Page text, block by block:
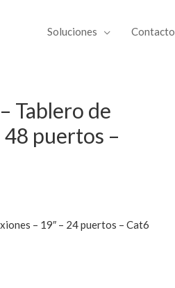
Soluciones Contacto
Tablero de
48 puertos –
– 19″ – 24 puertos – Cat6